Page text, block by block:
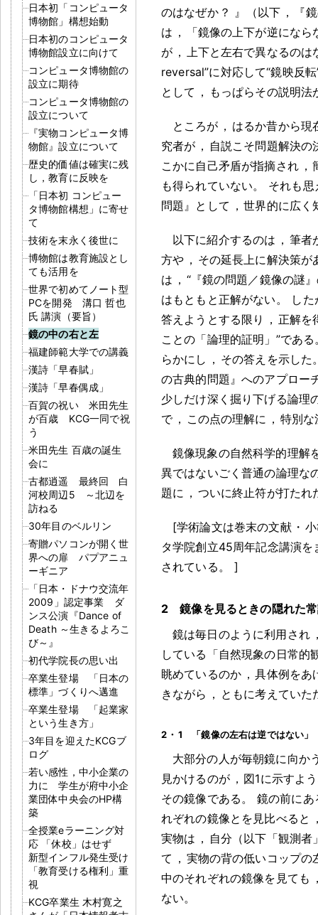
日本初「コンピュータ
博物館」構想始動
日本初のコンピュータ
博物館設立に向けて
コンピュータ博物館の
設立に期待
コンピュータ博物館の
設立について
『実物コンピュータ博
物館』設立について
歴史的価値は確実に残
し，教育に反映を
「日本初 コンピュー
タ博物館構想」に寄せ
て
技術を末永く後世に
博物館は教育施設とし
ても活用を
世界で初めてノート型
PCを開発 溝口 哲也
氏 講演（要旨）
鏡の中の右と左
福建師範大学での講義
漢詩「早春賦」
漢詩「早春偶成」
百賀の祝い 米田先生
が百歳 KCG一同で祝
う
米田先生 百歳の誕生
会に
古都逍遥 最終回 白
河校周辺5 ～北辺を
訪ねる
30年目のベルリン
寄贈パソコンが開く世
界への扉 パプアニュ
ーギニア
「日本・ドナウ交流年
2009」認定事業 ダ
ンス公演『Dance of
Death ～生きるよろこ
び～』
初代学院長の思い出
卒業生登場 「日本の
標準」づくりへ邁進
卒業生登場 「起業家
という生き方」
3年目を迎えたKCGブ
ログ
若い感性，中小企業の
力に 学生が府中小企
業団体中央会のHP構
築
全授業eラーニング対
応 「休校」はせず
新型インフル発生受け
「教育受ける権利」重
視
KCG卒業生 木村寛之
のはなぜか ？ 』（以下 ，
『
は ，
「鏡像の上下が逆にな
が ，
上下と左右で異なるのは
reversal”に対応して“鏡映反
として ， もっぱらその説明法
ところが ， はるか昔から現
究者が ， 自説こそ問題解決の
こかに自己矛盾が指摘され ，
も得られていない。
それも思
問題』として ， 世界的に広く
以下に紹介するのは ， 筆者
方や ， その延長上に解決策
は ， “『鏡の問題／鏡像の謎
はもともと正解がない 。
し
答えようとする限り
， 正解を
ことの「論理的証明」”である
らかにし ， その答えを示した
の古典的問題』へのアプロー
少しだけ深く掘り下げる論理
で ， この点の理解に ， 特別な
鏡像現象の自然科学的理解
異ではないごく普通の論理な
題に ， ついに終止符が打たれ
[学術論文は巻末の文献 ・
タ学院創立45周年記念講演
されている 。 ]
2 鏡像を見るときの隠れた
鏡は毎日のように利用され
している「自然現象の日常的
眺めているのか ， 具体例をあ
きながら ， ともに考えていた
2 ・ 1 「鏡像の左右は逆ではない」
大部分の人が毎朝鏡に向か
見かけるのが ， 図1に示すよ
その鏡像である 。
鏡の前に
れぞれの鏡像とを見比べると
実物は ， 自分（以下「観測者
て ， 実物の背の低いコップの
中のそれぞれの鏡像を見ても
ない。